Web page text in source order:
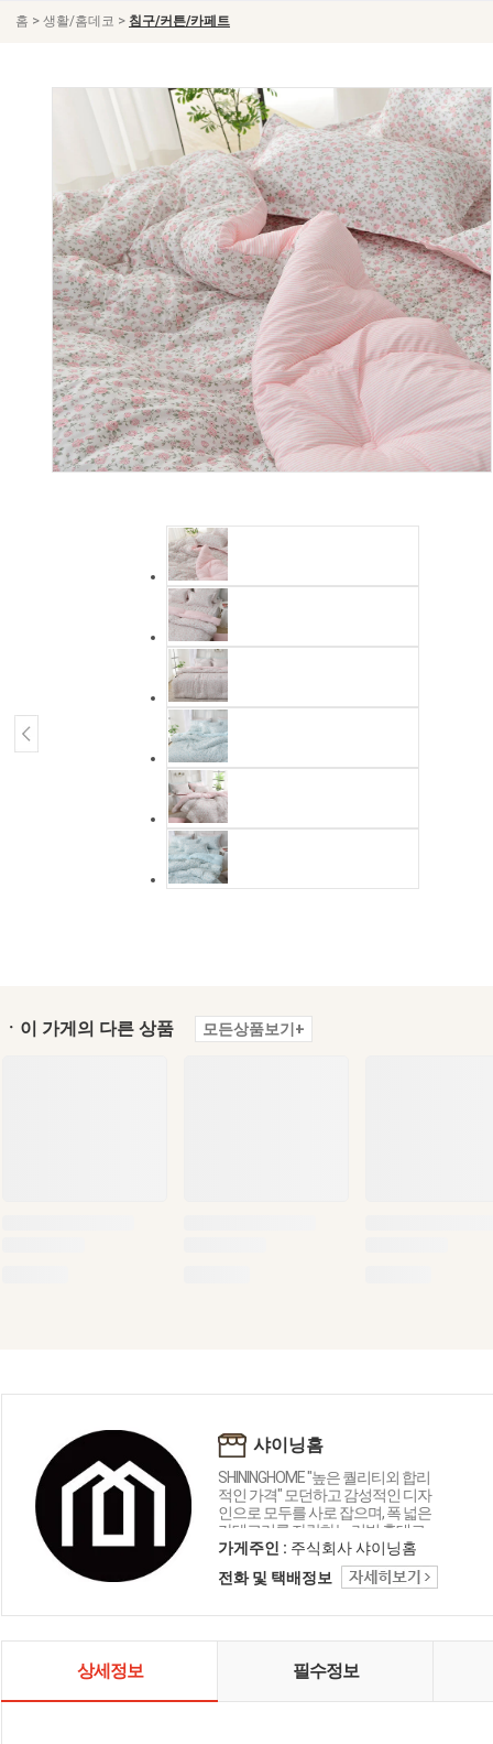
홈 > 생활/홈데코 > 침구/커튼/카페트
ㆍ이 가게의 다른 상품 모든상품보기+
샤이닝홈
SHININGHOME "높은 퀄리티외 합리
적인 가격" 모던하고 감성적인 디자
인으로 모두를 사로 잡으며, 폭 넓은
카테고리를 자랑하는 리빙 홈데코
인테리어 샤이닝홈입니다.
가게주인 : 주식회사 샤이닝홈
전화 및 택배정보
상세정보 필수정보